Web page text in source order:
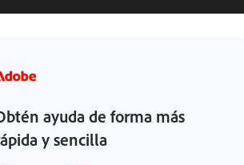
ayuda de forma más
y sencilla